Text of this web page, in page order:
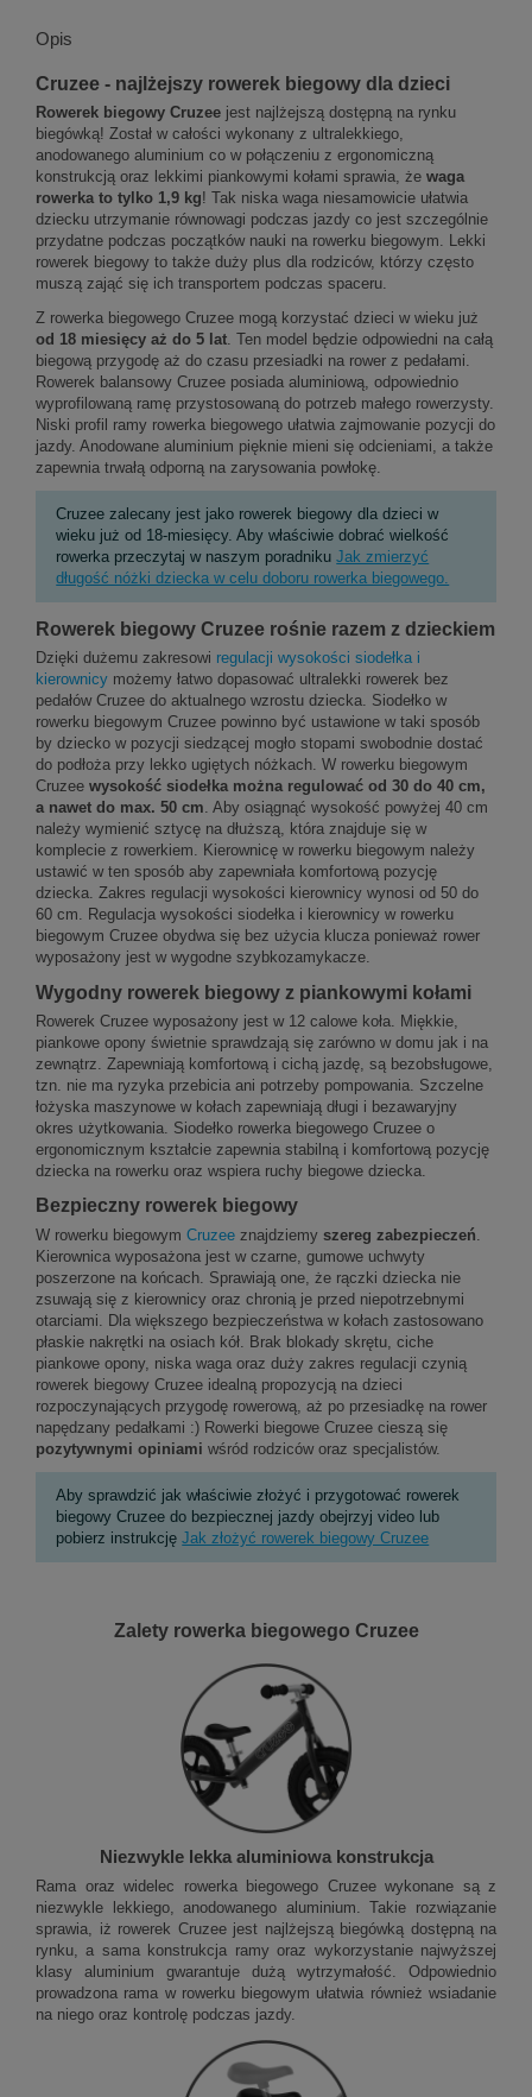
Opis
Cruzee - najlżejszy rowerek biegowy dla dzieci
Rowerek biegowy Cruzee jest najlżejszą dostępną na rynku
biegówką! Został w całości wykonany z ultralekkiego,
anodowanego aluminium co w połączeniu z ergonomiczną
konstrukcją oraz lekkimi piankowymi kołami sprawia, że waga
rowerka to tylko 1,9 kg! Tak niska waga niesamowicie ułatwia
dziecku utrzymanie równowagi podczas jazdy co jest szczególnie
przydatne podczas początków nauki na rowerku biegowym. Lekki
rowerek biegowy to także duży plus dla rodziców, którzy często
muszą zająć się ich transportem podczas spaceru.
Z rowerka biegowego Cruzee mogą korzystać dzieci w wieku już
od 18 miesięcy aż do 5 lat . Ten model będzie odpowiedni na całą
biegową przygodę aż do czasu przesiadki na rower z pedałami.
Rowerek balansowy Cruzee posiada aluminiową, odpowiednio
wyprofilowaną ramę przystosowaną do potrzeb małego rowerzysty.
Niski profil ramy rowerka biegowego ułatwia zajmowanie pozycji do
jazdy. Anodowane aluminium pięknie mieni się odcieniami, a także
zapewnia trwałą odporną na zarysowania powłokę.
Cruzee zalecany jest jako rowerek biegowy dla dzieci w
wieku już od 18-miesięcy. Aby właściwie dobrać wielkość
rowerka przeczytaj w naszym poradnikuJak zmierzyć
długość nóżki dziecka w celu doboru rowerka biegowego.
Rowerek biegowy Cruzee rośnie razem z dzieckiem
Dzięki dużemu zakresowi regulacji wysokości siodełka i
kierownicy możemy łatwo dopasować ultralekki rowerek bez
pedałów Cruzee do aktualnego wzrostu dziecka. Siodełko w
rowerku biegowym Cruzee powinno być ustawione w taki sposób
by dziecko w pozycji siedzącej mogło stopami swobodnie dostać
do podłoża przy lekko ugiętych nóżkach. W rowerku biegowym
Cruzee wysokość siodełka można regulować od 30 do 40 cm,
a nawet do max. 50 cm. Aby osiągnąć wysokość powyżej 40 cm
należy wymienić sztycę na dłuższą, która znajduje się w
komplecie z rowerkiem. Kierownicę w rowerku biegowym należy
ustawić w ten sposób aby zapewniała komfortową pozycję
dziecka. Zakres regulacji wysokości kierownicy wynosi od 50 do
60 cm. Regulacja wysokości siodełka i kierownicy w rowerku
biegowym Cruzee obydwa się bez użycia klucza ponieważ rower
wyposażony jest w wygodne szybkozamykacze.
Wygodny rowerek biegowy z piankowymi kołami
Rowerek Cruzee wyposażony jest w 12 calowe koła. Miękkie,
piankowe opony świetnie sprawdzają się zarówno w domu jak i na
zewnątrz. Zapewniają komfortową i cichą jazdę, są bezobsługowe,
tzn. nie ma ryzyka przebicia ani potrzeby pompowania. Szczelne
łożyska maszynowe w kołach zapewniają długi i bezawaryjny
okres użytkowania. Siodełko rowerka biegowego Cruzee o
ergonomicznym kształcie zapewnia stabilną i komfortową pozycję
dziecka na rowerku oraz wspiera ruchy biegowe dziecka.
Bezpieczny rowerek biegowy
W rowerku biegowym Cruzee znajdziemy szereg zabezpieczeń
Kierownica wyposażona jest w czarne, gumowe uchwyty
poszerzone na końcach. Sprawiają one, że rączki dziecka nie
zsuwają się z kierownicy oraz chronią je przed niepotrzebnymi
otarciami. Dla większego bezpieczeństwa w kołach zastosowano
płaskie nakrętki na osiach kół. Brak blokady skrętu, ciche
piankowe opony, niska waga oraz duży zakres regulacji czynią
rowerek biegowy Cruzee idealną propozycją na dzieci
rozpoczynających przygodę rowerową, aż po przesiadkę na rower
napędzany pedałkami :) Rowerki biegowe Cruzee cieszą się
pozytywnymi opiniami wśród rodziców oraz specjalistów.
Aby sprawdzić jak właściwie złożyć i przygotować rowerek
biegowy Cruzee do bezpiecznej jazdy obejrzyj video lub
pobierz instrukcjęJak złożyć rowerek biegowy Cruzee
Zalety rowerka biegowego Cruzee
Niezwykle lekka aluminiowa konstrukcja
Rama oraz widelec rowerka biegowego Cruzee wykonane są z
niezwykle lekkiego, anodowanego aluminium. Takie rozwiązanie
sprawia, iż rowerek Cruzee jest najlżejszą biegówką dostępną na
rynku, a sama konstrukcja ramy oraz wykorzystanie najwyższej
klasy aluminium gwarantuje dużą wytrzymałość. Odpowiednio
prowadzona rama w rowerku biegowym ułatwia również wsiadanie
na niego oraz kontrolę podczas jazdy.